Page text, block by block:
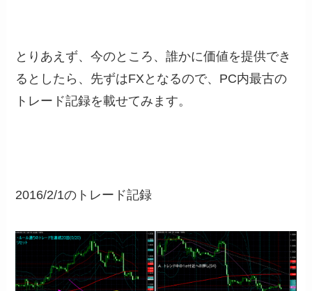
とりあえず、今のところ、誰かに価値を提供でき
るとしたら、先ずはFXとなるので、PC内最古の
トレード記録を載せてみます。
2016/2/1のトレード記録